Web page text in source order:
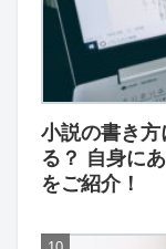
小説の書き
る？ 自身に
をご紹介！